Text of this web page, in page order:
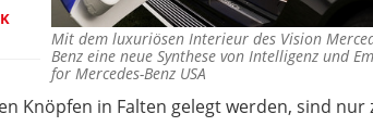
Mit dem luxuriösen Interieur des Vision
Benz eine neue Synthese von Intelligenz und
for Mercedes-Benz USA
Knöpfen in Falten gelegt werden, sind nur